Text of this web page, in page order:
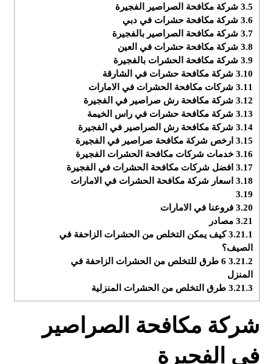
3.5 شركة مكافحة الصراصير الفجيرة
3.6 شركة مكافحة حشرات في دبي
3.7 شركة مكافحة الصراصير بالفجيرة
3.8 شركة مكافحة حشرات في العين
3.9 شركة مكافحة الحشرات بالفجيرة
3.10 شركة مكافحة حشرات في الشارقة
3.11 شركات مكافحة الحشرات في الامارات
3.12 شركة مكافحة رش صراصير في الفجيرة
3.13 شركة مكافحة حشرات في راس الخيمة
3.14 شركة مكافحة رش الصراصير في الفجيرة
3.15 ارخص شركة مكافحة صراصير في الفجيرة
3.16 خدمات شركات مكافحة الحشرات الفجيرة
3.17 افضل شركات مكافحة الحشرات في الفجيرة
3.18 اسعار شركة مكافحة الحشرات في الامارات
3.19
3.20 فروعنا في الامارات
3.21 مصادر
3.21.1كيف يمكن التخلص من الحشرات الزاحفة في
الصيف؟
3.21.2
6 طرق للتخلص من الحشرات الزاحفة في
المنزل
3.21.3 طرق التخلص من الحشرات المنزلية
شركة مكافحة الصراصير
في الفجيرة